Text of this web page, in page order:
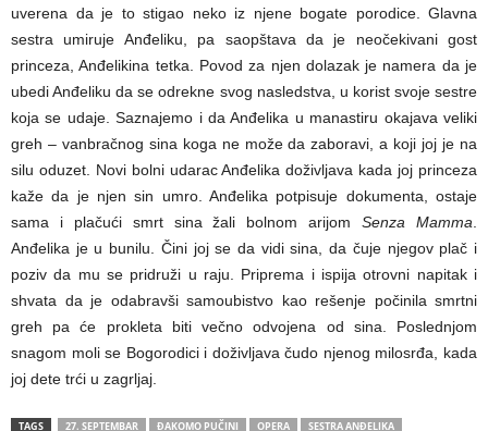
uverena da je to stigao neko iz njene bogate porodice. Glavna
sestra umiruje Anđeliku, pa saopštava da je neočekivani gost
princeza, Anđelikina tetka. Povod za njen dolazak je namera da je
ubedi Anđeliku da se odrekne svog nasledstva, u korist svoje sestre
koja se udaje. Saznajemo i da Anđelika u manastiru okajava veliki
greh – vanbračnog sina koga ne može da zaboravi, a koji joj je na
silu oduzet. Novi bolni udarac Anđelika doživljava kada joj princeza
kaže da je njen sin umro. Anđelika potpisuje dokumenta, ostaje
sama i plačući smrt sina žali bolnom arijomSenza Mamma
Anđelika je u bunilu. Čini joj se da vidi sina, da čuje njegov plač i
poziv da mu se pridruži u raju. Priprema i ispija otrovni napitak i
shvata da je odabravši samoubistvo kao rešenje počinila smrtni
greh pa će prokleta biti večno odvojena od sina. Poslednjom
snagom moli se Bogorodici i doživljava čudo njenog milosrđa, kada
joj dete trći u zagrljaj.
TAGS 27. SEPTEMBAR ĐAKOMO PUČINI OPERA SESTRA ANĐELIKA